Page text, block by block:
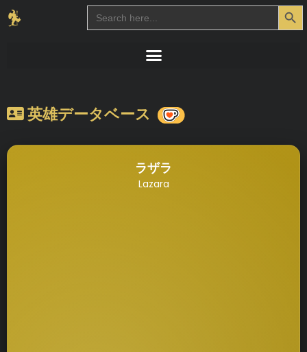
Search
for:
Search Button
英雄データベース
ラザラ
Lazara